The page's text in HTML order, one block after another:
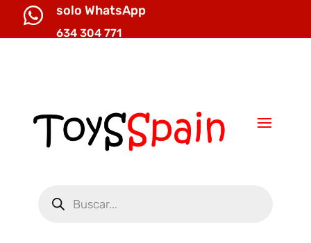
 solo WhatsApp
634 304 771
productos